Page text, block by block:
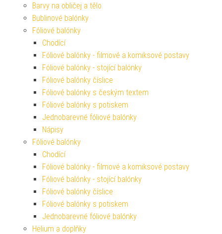
Barvy na obličej a tělo
Bublinové balónky
Fóliové balónky
Chodící
Fóliové balónky - filmové a komiksové postavy
Fóliové balónky - stojící balónky
Fóliové balónky číslice
Fóliové balónky s českým textem
Fóliové balónky s potiskem
Jednobarevné fóliové balónky
Nápisy
Fóliové balónky
Chodící
Fóliové balónky - filmové a komiksové postavy
Fóliové balónky - stojící balónky
Fóliové balónky číslice
Fóliové balónky s potiskem
Jednobarevné fóliové balónky
Helium a doplňky